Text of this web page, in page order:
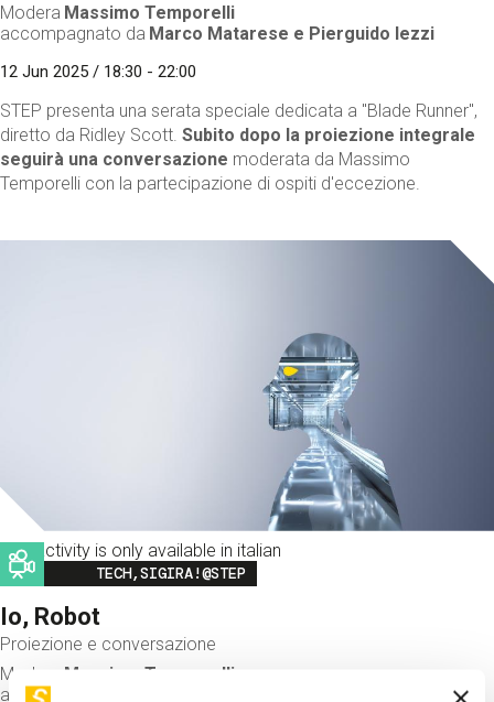
Modera Massimo Temporelli
accompagnato da Marco Matarese e Pierguido Iezzi
12 Jun 2025 / 18:30 - 22:00
STEP presenta una serata speciale dedicata a "Blade Runner",
diretto da Ridley Scott. Subito dopo la proiezione integrale
seguirà una conversazione moderata da Massimo
Temporelli con la partecipazione di ospiti d'eccezione.
This activity is only available in italian
Image
TECH,SIGIRA!@STEP
Io, Robot
Proiezione e conversazione
Modera
Massimo Temporelli
accompagnato da
Giulia Belgiovine e Salvatore Majorana